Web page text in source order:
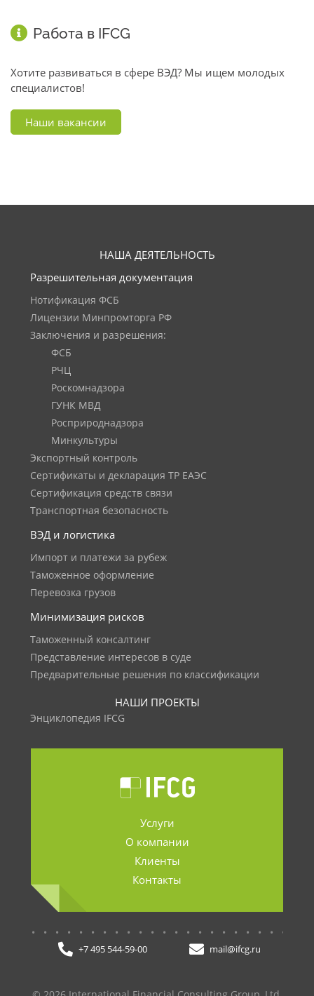
Работа в IFCG
Хотите развиваться в сфере ВЭД? Мы ищем молодых
специалистов!
Наши вакансии
НАША ДЕЯТЕЛЬНОСТЬ
Разрешительная документация
Нотификация ФСБ
Лицензии Минпромторга РФ
Заключения и разрешения:
ФСБ
РЧЦ
Роскомнадзора
ГУНК МВД
Росприроднадзора
Минкультуры
Экспортный контроль
Сертификаты и декларация ТР ЕАЭС
Сертификация средств связи
Транспортная безопасность
ВЭД и логистика
Импорт и платежи за рубеж
Таможенное оформление
Перевозка грузов
Минимизация рисков
Таможенный консалтинг
Представление интересов в суде
Предварительные решения по классификации
НАШИ ПРОЕКТЫ
Энциклопедия IFCG
Услуги
О компании
Клиенты
Контакты
+7 495 544-59-00 mail@ifcg.ru